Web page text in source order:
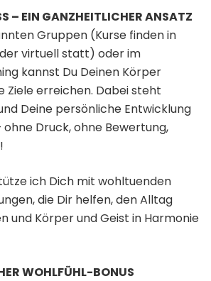
– EIN GANZHEITLICHER ANSATZ
Gruppen (Kurse finden in
virtuell statt) oder im
kannst Du Deinen Körper
Ziele erreichen. Dabei steht
Deine persönliche Entwicklung
Druck, ohne Bewertung,
ich Dich mit wohltuenden
die Dir helfen, den Alltag
und Körper und Geist in Harmonie
WOHLFÜHL-BONUS